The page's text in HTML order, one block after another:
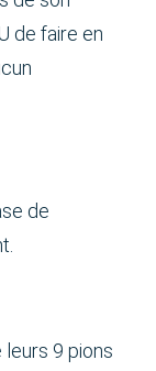
de faire en
de
leurs 9 pions